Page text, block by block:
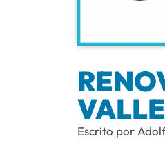
Escrito por